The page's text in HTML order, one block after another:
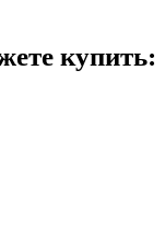
купить: